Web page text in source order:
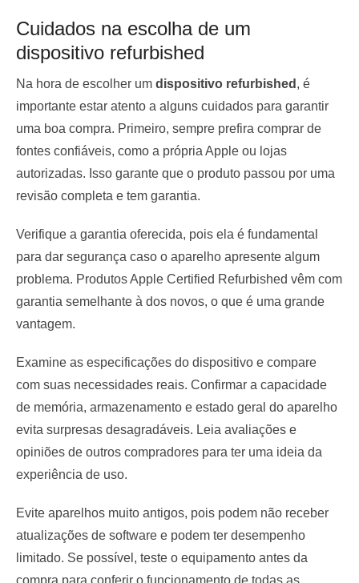
Cuidados na escolha de um
dispositivo refurbished
Na hora de escolher um dispositivo refurbished , é
importante estar atento a alguns cuidados para garantir
uma boa compra. Primeiro, sempre prefira comprar de
fontes confiáveis, como a própria Apple ou lojas
autorizadas. Isso garante que o produto passou por uma
revisão completa e tem garantia.
Verifique a garantia oferecida, pois ela é fundamental
para dar segurança caso o aparelho apresente algum
problema. Produtos Apple Certified Refurbished vêm com
garantia semelhante à dos novos, o que é uma grande
vantagem.
Examine as especificações do dispositivo e compare
com suas necessidades reais. Confirmar a capacidade
de memória, armazenamento e estado geral do aparelho
evita surpresas desagradáveis. Leia avaliações e
opiniões de outros compradores para ter uma ideia da
experiência de uso.
Evite aparelhos muito antigos, pois podem não receber
atualizações de software e podem ter desempenho
limitado. Se possível, teste o equipamento antes da
compra para conferir o funcionamento de todas as